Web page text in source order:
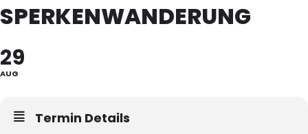
SPERKENWANDERUNG
29
AUG
Termin Details